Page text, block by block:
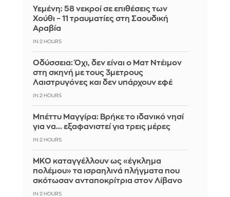
Υεμένη: 58 νεκροί σε επιθέσεις των
Χούθι – 11 τραυματίες στη Σαουδική
Αραβία
IN 2 HOURS
Οδύσσεια: Όχι, δεν είναι ο Ματ Ντέιμον
στη σκηνή με τους 3μετρους
Λαιστρυγόνες και δεν υπάρχουν εφέ
IN 2 HOURS
Μπέττυ Μαγγίρα: Βρήκε το ιδανικό νησί
για να... εξαφανιστεί για τρεις μέρες
IN 2 HOURS
ΜΚΟ καταγγέλλουν ως «έγκλημα
πολέμου» τα ισραηλινά πλήγματα που
σκότωσαν ανταποκρίτρια στον Λίβανο
IN 2 HOURS